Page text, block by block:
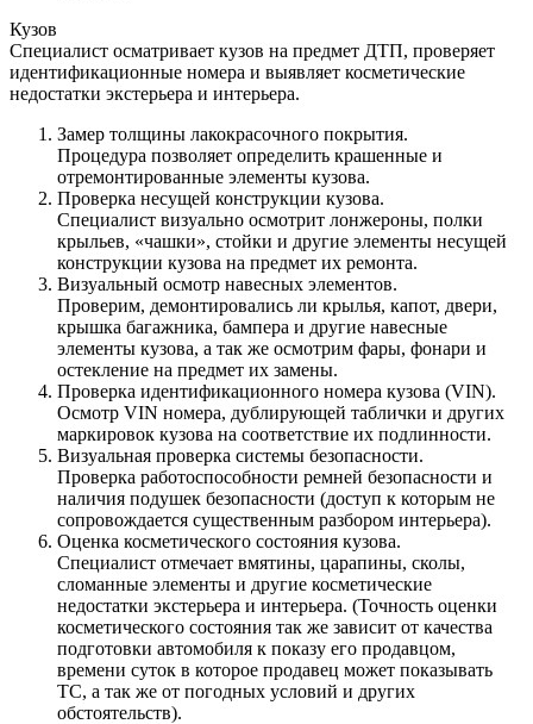
Кузов
Специалист осматривает кузов на предмет ДТП, проверяет
идентификационные номера и выявляет косметические
недостатки экстерьера и интерьера.
Замер толщины лакокрасочного покрытия.
Процедура позволяет определить крашенные и
отремонтированные элементы кузова.
Проверка несущей конструкции кузова.
Специалист визуально осмотрит лонжероны, полки
крыльев, «чашки», стойки и другие элементы несущей
конструкции кузова на предмет их ремонта.
Визуальный осмотр навесных элементов.
Проверим, демонтировались ли крылья, капот, двери,
крышка багажника, бампера и другие навесные
элементы кузова, а так же осмотрим фары, фонари и
остекление на предмет их замены.
Проверка идентификационного номера кузова (VIN).
Осмотр VIN номера, дублирующей таблички и других
маркировок кузова на соответствие их подлинности.
Визуальная проверка системы безопасности.
Проверка работоспособности ремней безопасности и
наличия подушек безопасности (доступ к которым не
сопровождается существенным разбором интерьера).
Оценка косметического состояния кузова.
Специалист отмечает вмятины, царапины, сколы,
сломанные элементы и другие косметические
недостатки экстерьера и интерьера. (Точность оценки
косметического состояния так же зависит от качества
подготовки автомобиля к показу его продавцом,
времени суток в которое продавец может показывать
ТС, а так же от погодных условий и других
обстоятельств).